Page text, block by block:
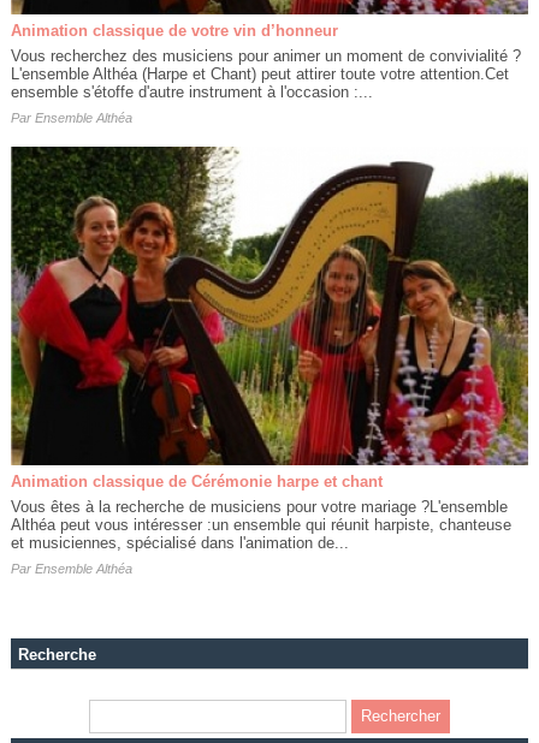
Animation classique de votre vin d’honneur
Vous recherchez des musiciens pour animer un moment de convivialité ?
L'ensemble Althéa (Harpe et Chant) peut attirer toute votre attention.Cet
ensemble s'étoffe d'autre instrument à l'occasion :...
Par Ensemble Althéa
Animation classique de Cérémonie harpe et chant
Vous êtes à la recherche de musiciens pour votre mariage ?L'ensemble
Althéa peut vous intéresser :un ensemble qui réunit harpiste, chanteuse
et musiciennes, spécialisé dans l'animation de...
Par Ensemble Althéa
Recherche